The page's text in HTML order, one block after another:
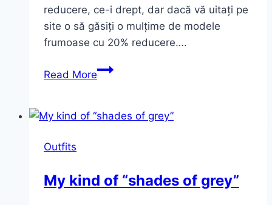
reducere, ce-i drept, dar dacă vă uitați pe
site o să găsiți o mulțime de modele
frumoase cu 20% reducere….
Read MoreRochii
la
Outfits
My kind of “shades of grey”